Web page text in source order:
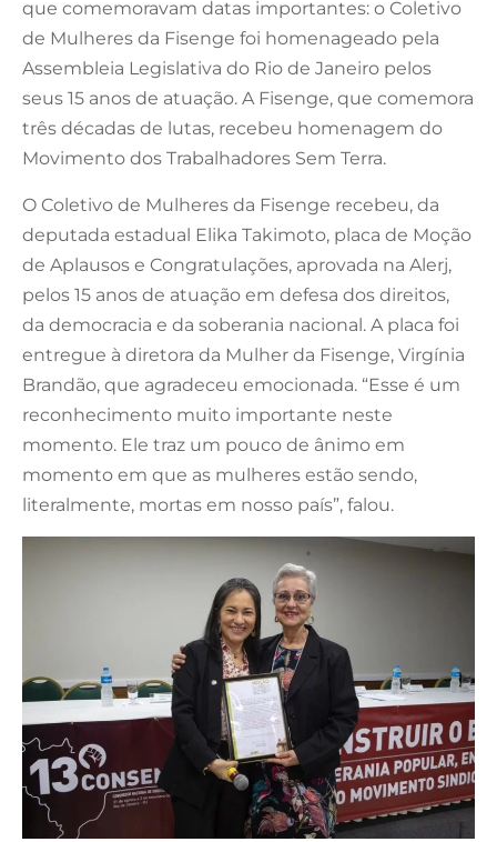
que comemoravam datas importantes: o Coletivo
de Mulheres da Fisenge foi homenageado pela
Assembleia Legislativa do Rio de Janeiro pelos
seus 15 anos de atuação. A Fisenge, que comemora
três décadas de lutas, recebeu homenagem do
Movimento dos Trabalhadores Sem Terra.
O Coletivo de Mulheres da Fisenge recebeu, da
deputada estadual Elika Takimoto, placa de Moção
de Aplausos e Congratulações, aprovada na Alerj,
pelos 15 anos de atuação em defesa dos direitos,
da democracia e da soberania nacional. A placa foi
entregue à diretora da Mulher da Fisenge, Virgínia
Brandão, que agradeceu emocionada. “Esse é um
reconhecimento muito importante neste
momento. Ele traz um pouco de ânimo em
momento em que as mulheres estão sendo,
literalmente, mortas em nosso país”, falou.